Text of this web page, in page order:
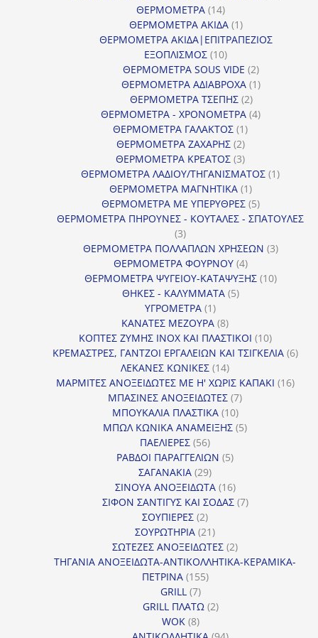
ΘΕΡΜΟΜΕΤΡΑ 1414
προϊόντα
ΘΕΡΜΟΜΕΤΡΑ ΑΚΙΔΑ 11
προϊόν
ΘΕΡΜΟΜΕΤΡΑ ΑΚΙΔΑ|ΕΠΙΤΡΑΠΕΖΙΟΣ
ΕΞΟΠΛΙΣΜΟΣ 1010
προϊόντα
ΘΕΡΜΟΜΕΤΡΑ SOUS VIDE 22
προϊόντα
ΘΕΡΜΟΜΕΤΡΑ ΑΔΙΑΒΡΟΧΑ 11
ΘΕΡΜΟΜΕΤΡΑ ΤΣΕΠΗΣ 22
προϊόντα
ΘΕΡΜΟΜΕΤΡΑ - ΧΡΟΝΟΜΕΤΡΑ 44
ΘΕΡΜΟΜΕΤΡΑ ΓΑΛΑΚΤΟΣ 11
προϊόν
ΘΕΡΜΟΜΕΤΡΑ ΖΑΧΑΡΗΣ 22
προϊόντα
ΘΕΡΜΟΜΕΤΡΑ ΚΡΕΑΤΟΣ 33
προϊόντα
ΘΕΡΜΟΜΕΤΡΑ ΛΑΔΙΟΥ/ΤΗΓΑΝΙΣΜΑΤΟΣ 11
ΘΕΡΜΟΜΕΤΡΑ ΜΑΓΝΗΤΙΚΑ 11
προϊόν
ΘΕΡΜΟΜΕΤΡΑ ΜΕ ΥΠΕΡΥΘΡΕΣ 55
προϊόντα
ΘΕΡΜΟΜΕΤΡΑ ΠΗΡΟΥΝΕΣ - ΚΟΥΤΑΛΕΣ - ΣΠΑΤΟΥΛΕΣ
33
προϊόντα
ΘΕΡΜΟΜΕΤΡΑ ΠΟΛΛΑΠΛΩΝ ΧΡΗΣΕΩΝ 33
ΘΕΡΜΟΜΕΤΡΑ ΦΟΥΡΝΟΥ 44
προϊόντα
ΘΕΡΜΟΜΕΤΡΑ ΨΥΓΕΙΟΥ-ΚΑΤΑΨΥΞΗΣ 1010
ΘΗΚΕΣ - ΚΑΛΥΜΜΑΤΑ 55
ΥΓΡΟΜΕΤΡΑ 11
προϊόν
ΚΑΝΑΤΕΣ ΜΕΖΟΥΡΑ 88
προϊόντα
ΚΟΠΤΕΣ ΖΥΜΗΣ INOX ΚΑΙ ΠΛΑΣΤΙΚΟΙ 1010
προϊόντα
ΚΡΕΜΑΣΤΡΕΣ, ΓΑΝΤΖΟΙ ΕΡΓΑΛΕΙΩΝ ΚΑΙ ΤΣΙΓΚΕΛΙΑ 66
ΛΕΚΑΝΕΣ ΚΩΝΙΚΕΣ 1414
προϊόντα
ΜΑΡΜΙΤΕΣ ΑΝΟΞΕΙΔΩΤΕΣ ΜΕ Η' ΧΩΡΙΣ ΚΑΠΑΚΙ 1616
ΜΠΑΣΙΝΕΣ ΑΝΟΞΕΙΔΩΤΕΣ 77
ΜΠΟΥΚΑΛΙΑ ΠΛΑΣΤΙΚΑ 1010
προϊόντα
ΜΠΩΛ ΚΩΝΙΚΑ ΑΝΑΜΕΙΞΗΣ 55
ΠΑΕΛΙΕΡΕΣ 5656
προϊόντα
ΡΑΒΔΟΙ ΠΑΡΑΓΓΕΛΙΩΝ 55
ΣΑΓΑΝΑΚΙΑ 2929
προϊόντα
ΣΙΝΟΥΑ ΑΝΟΞΕΙΔΩΤΑ 1616
προϊόντα
ΣΙΦΟΝ ΣΑΝΤΙΓΥΣ ΚΑΙ ΣΟΔΑΣ 77
ΣΟΥΠΙΕΡΕΣ 22
προϊόντα
ΣΟΥΡΩΤΗΡΙΑ 2121
προϊόντα
ΣΩΤΕΖΕΣ ΑΝΟΞΕΙΔΩΤΕΣ 22
προϊόντα
ΤΗΓΑΝΙΑ ΑΝΟΞΕΙΔΩΤΑ-ΑΝΤΙΚΟΛΛΗΤΙΚΑ-ΚΕΡΑΜΙΚΑ-
ΠΕΤΡΙΝΑ 155155
GRILL 77
προϊόντα
GRILL ΠΛΑΤΩ 22
WOK 88